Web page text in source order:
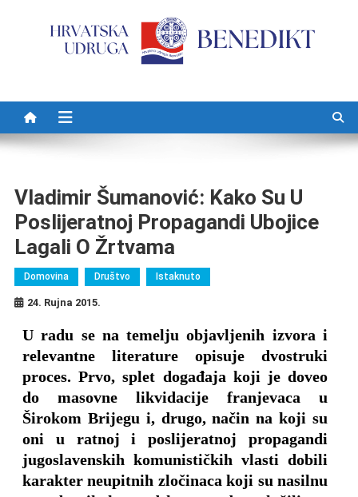
Vladimir Šumanović: Kako Su U
Poslijeratnoj Propagandi Ubojice
Lagali O Žrtvama
Domovina Društvo Istaknuto
24. Rujna 2015.
U radu se na temelju objavljenih izvora i
relevantne literature opisuje dvostruki
proces. Prvo, splet događaja koji je doveo
do masovne likvidacije franjevaca u
Širokom Brijegu i, drugo, način na koji su
oni u ratnoj i poslijeratnoj propagandi
jugoslavenskih komunističkih vlasti dobili
karakter neupitnih zločinaca koji su nasilnu